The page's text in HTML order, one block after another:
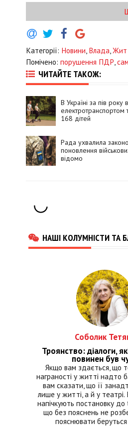
Категорії: Новини, Влада,
Помічено: порушення ПДР,
ЧИТАЙТЕ ТАКОЖ:
В Україні за пів
електротранспортом
168 дітей
Рада ухвалила
поновлення
відомо
НАШІ КОЛУМНІСТИ ТА
Соболик
Троянство: діалоги,
повинен був
Якщо вам здається, що
награності у житті надто
вам сказати, що її
лише у житті, а й у
напічкують постановку
що без пояснень не
пояснювати беруться